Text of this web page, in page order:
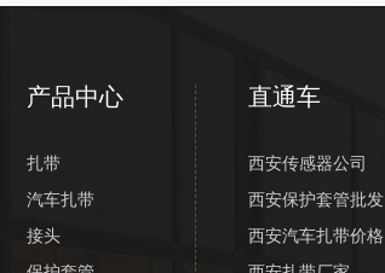
产品中心
扎带
汽车扎带
接头
直通车
西安传感器公司
西安保护套管批发
西安汽车扎带价格